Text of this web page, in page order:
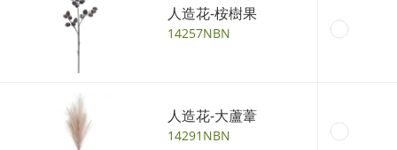
人造花-桉樹果
14257NBN
人造花-大蘆葦
14291NBN